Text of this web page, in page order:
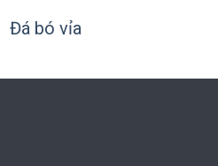
Đá bó vỉa